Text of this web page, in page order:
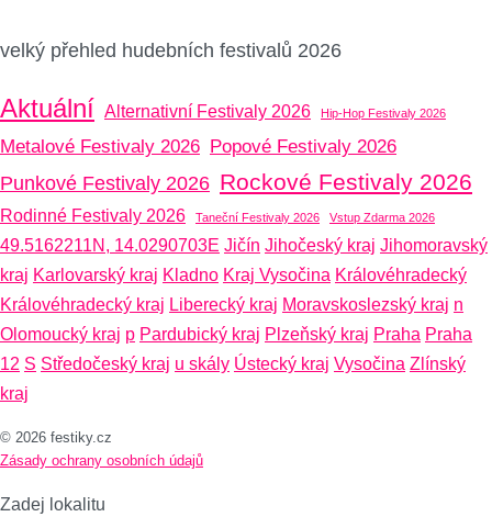
velký přehled hudebních festivalů 2026
Aktuální Alternativní Festivaly 2026 Hip-Hop Festivaly 2026
Metalové Festivaly 2026 Popové Festivaly 2026
Punkové Festivaly 2026 Rockové Festivaly 2026
Rodinné Festivaly 2026 Taneční Festivaly 2026 Vstup Zdarma 2026
49.5162211N, 14.0290703E Jičín Jihočeský kraj Jihomoravský
kraj Karlovarský kraj Kladno Kraj Vysočina Královéhradecký
Královéhradecký kraj Liberecký kraj Moravskoslezský kraj n
Olomoucký kraj p Pardubický kraj Plzeňský kraj Praha Praha
12 S Středočeský kraj u skály Ústecký kraj Vysočina Zlínský
kraj
© 2026 festiky.cz
Zásady ochrany osobních údajů
Zadej lokalitu